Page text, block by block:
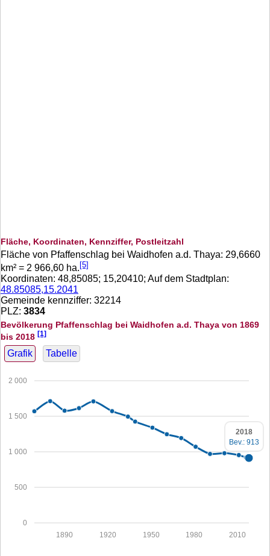
Fläche, Koordinaten, Kennziffer, Postleitzahl
Fläche von Pfaffenschlag bei Waidhofen a.d. Thaya: 29,6660
km² = 2 966,60 ha. [5]
Koordinaten: 48,85085; 15,20410; Auf dem Stadtplan:
48.85085,15.2041
Gemeinde kennziffer: 32214
PLZ: 3834
Bevölkerung Pfaffenschlag bei Waidhofen a.d. Thaya von 1869
bis 2018 [1]
Grafik Tabelle
0
500
1 000
1 500
2 000
2010
1980
1950
1920
1890
2018
Bev.: 913